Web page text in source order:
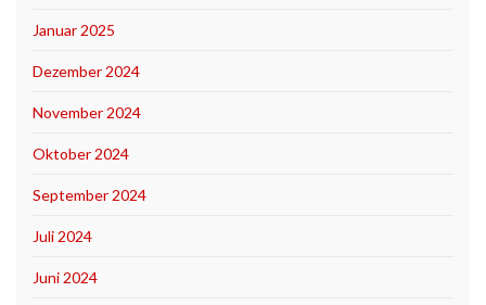
Januar 2025
Dezember 2024
November 2024
Oktober 2024
September 2024
Juli 2024
Juni 2024